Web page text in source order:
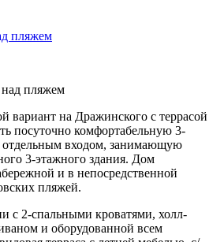
пляжем
вариант на Дражинского с террасой
посуточно комфортабельную 3-
отдельным входом, занимающую
3-этажного здания. Дом
и в непосредственной
пляжей.
с 2-спальными кроватями, холл-
и оборудованной всем